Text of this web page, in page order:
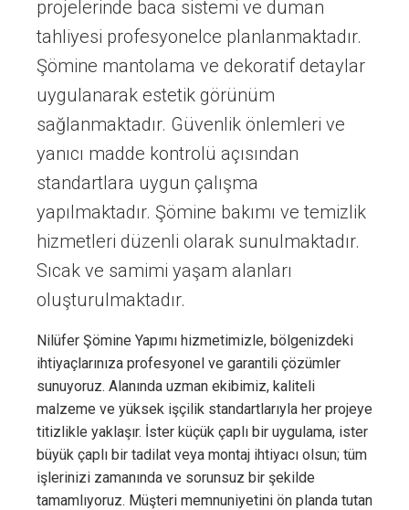
projelerinde baca sistemi ve duman
tahliyesi profesyonelce planlanmaktadır.
Şömine mantolama ve dekoratif detaylar
uygulanarak estetik görünüm
sağlanmaktadır. Güvenlik önlemleri ve
yanıcı madde kontrolü açısından
standartlara uygun çalışma
yapılmaktadır. Şömine bakımı ve temizlik
hizmetleri düzenli olarak sunulmaktadır.
Sıcak ve samimi yaşam alanları
oluşturulmaktadır.
Nilüfer Şömine Yapımı hizmetimizle, bölgenizdeki
ihtiyaçlarınıza profesyonel ve garantili çözümler
sunuyoruz. Alanında uzman ekibimiz, kaliteli
malzeme ve yüksek işçilik standartlarıyla her projeye
titizlikle yaklaşır. İster küçük çaplı bir uygulama, ister
büyük çaplı bir tadilat veya montaj ihtiyacı olsun; tüm
işlerinizi zamanında ve sorunsuz bir şekilde
tamamlıyoruz. Müşteri memnuniyetini ön planda tutan